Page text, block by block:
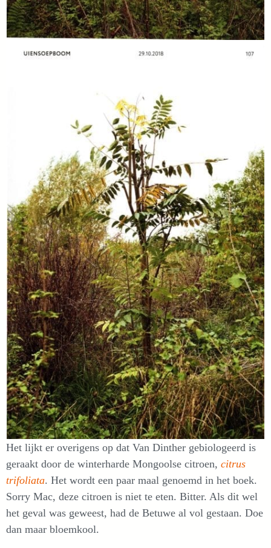
Het lijkt er overigens op dat Van Dinther gebiologeerd is
geraakt door de winterharde Mongoolse citroen, citrus
trifoliata. Het wordt een paar maal genoemd in het boek.
Sorry Mac, deze citroen is niet te eten. Bitter. Als dit wel
het geval was geweest, had de Betuwe al vol gestaan. Doe
dan maar bloemkool.